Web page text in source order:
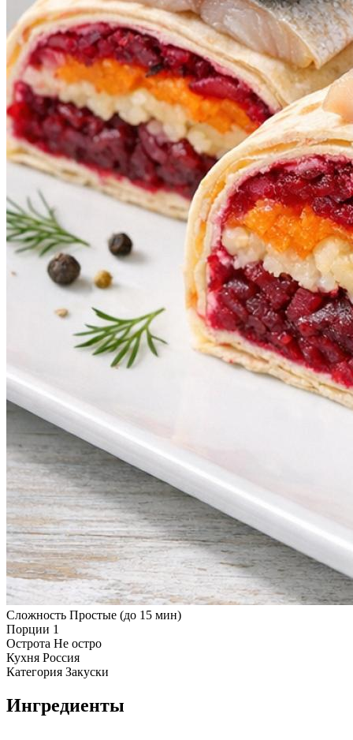
Сложность Простые (до 15 мин)
Порции 1
Острота Не остро
Кухня Россия
Категория Закуски
Ингредиенты